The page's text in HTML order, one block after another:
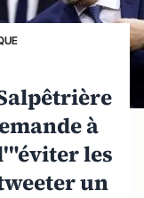
à
les
un